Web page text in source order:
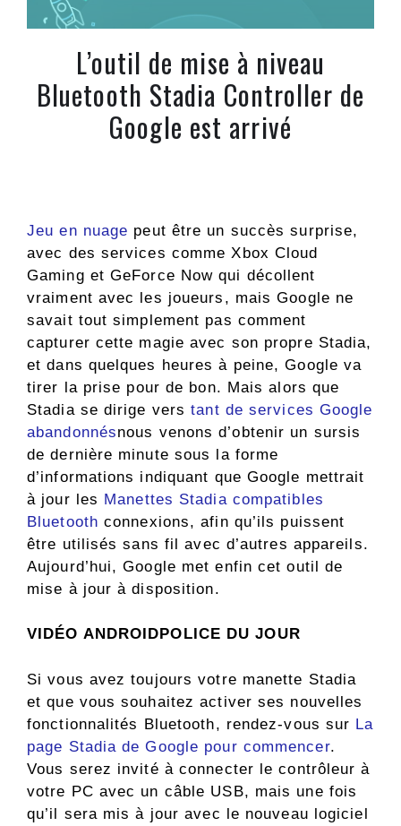
L’outil de mise à niveau
Bluetooth Stadia Controller de
Google est arrivé
Jeu en nuage peut être un succès surprise,
avec des services comme Xbox Cloud
Gaming et GeForce Now qui décollent
vraiment avec les joueurs, mais Google ne
savait tout simplement pas comment
capturer cette magie avec son propre Stadia,
et dans quelques heures à peine, Google va
tirer la prise pour de bon. Mais alors que
Stadia se dirige verstant de services Google
abandonnésnous venons d’obtenir un sursis
de dernière minute sous la forme
d’informations indiquant que Google mettrait
à jour les Manettes Stadia compatibles
Bluetooth connexions, afin qu’ils puissent
être utilisés sans fil avec d’autres appareils.
Aujourd’hui, Google met enfin cet outil de
mise à jour à disposition.
VIDÉO ANDROIDPOLICE DU JOUR
Si vous avez toujours votre manette Stadia
et que vous souhaitez activer ses nouvelles
fonctionnalités Bluetooth, rendez-vous sur La
page Stadia de Google pour commencer.
Vous serez invité à connecter le contrôleur à
votre PC avec un câble USB, mais une fois
qu’il sera mis à jour avec le nouveau logiciel